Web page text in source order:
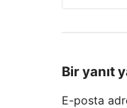
Bir yanıt
E-posta